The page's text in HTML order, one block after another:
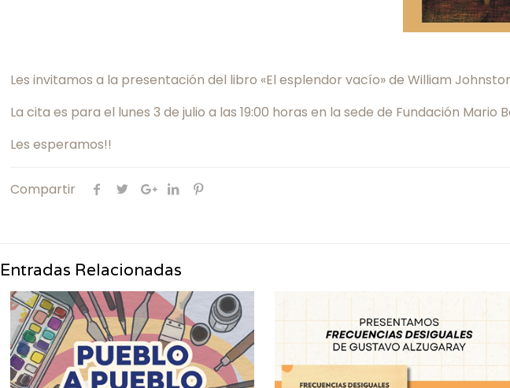
Les invitamos a la presentación del libro «El esplendor vacío» de William
La cita es para el lunes 3 de julio a las 19:00 horas en la sede de Fundación Mario
Les esperamos!!
Compartir
Entradas Relacionadas